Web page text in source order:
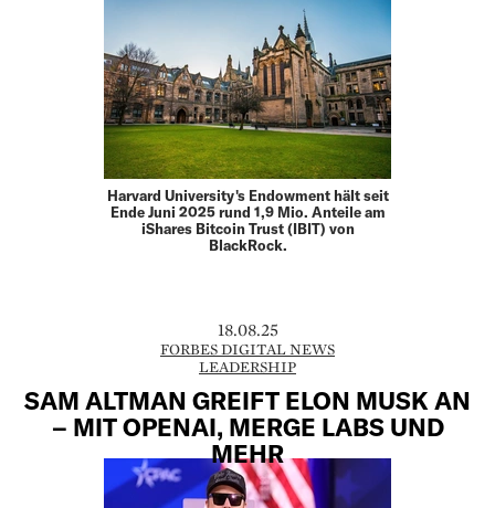
Harvard University's Endowment hält seit
Ende Juni 2025 rund 1,9 Mio. Anteile am
iShares Bitcoin Trust (IBIT) von
BlackRock.
18.08.25
FORBES DIGITAL NEWS
LEADERSHIP
SAM ALTMAN GREIFT ELON MUSK AN
– MIT OPENAI, MERGE LABS UND
MEHR